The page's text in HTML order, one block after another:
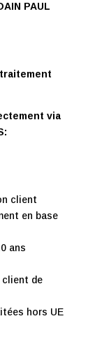
PAUL
via
:
client
en base
ans
client de
hors UE